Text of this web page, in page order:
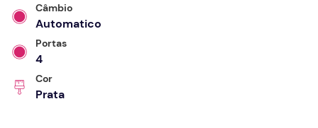
Câmbio
Automatico
Portas
4
Cor
Prata